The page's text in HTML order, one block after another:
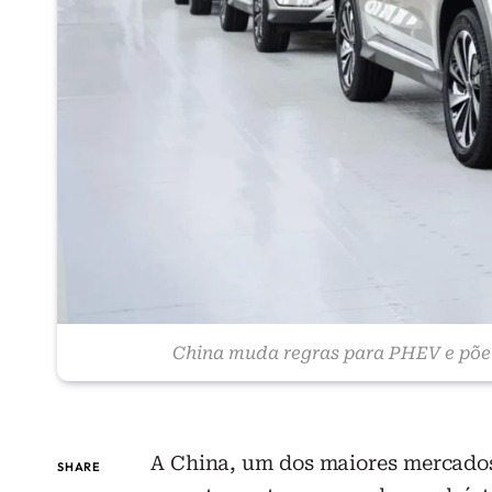
China muda regras para PHEV e
SHARE
A China, um dos maiores